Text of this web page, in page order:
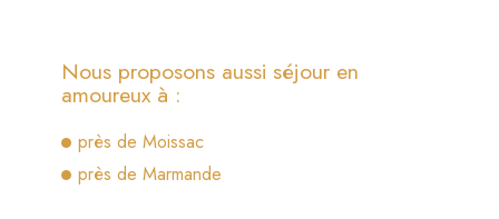
Nous proposons aussi séjour en
amoureux à :
près de Moissac
près de Marmande